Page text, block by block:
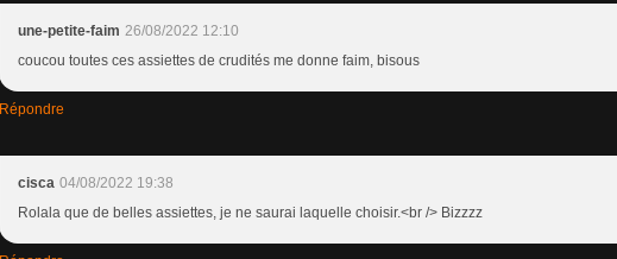
une-petite-faim 26/08/2022 12:10
coucou toutes ces assiettes de crudités me donne faim, bisous
Répondre
cisca 04/08/2022 19:38
Rolala que de belles assiettes, je ne saurai laquelle choisir.<br /> Bizzzz